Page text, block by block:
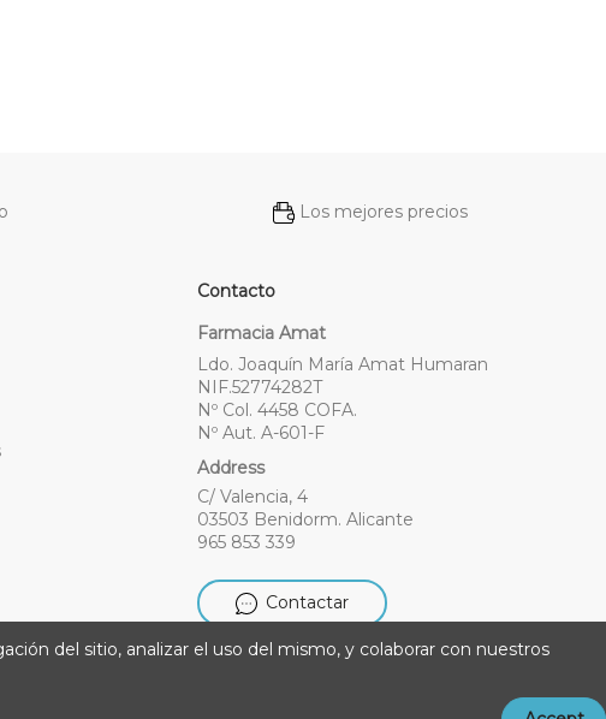
Los mejores precios
Contacto
Farmacia Amat
Ldo. Joaquín María Amat Humaran
NIF.52774282T
Nº Col. 4458 COFA.
Nº Aut. A-601-F
Address
C/ Valencia, 4
03503 Benidorm. Alicante
965 853 339
Contactar
del sitio, analizar el uso del mismo, y colaborar con nuestros